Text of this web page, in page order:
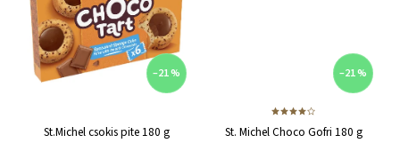
–21 %
St.Michel csokis pite 180 g
–21 %
St. Michel Choco Gofri 180 g